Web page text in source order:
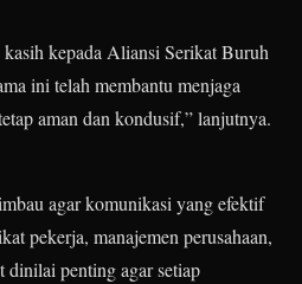
kepada Aliansi Serikat Buruh
ini telah membantu menjaga
aman dan kondusif,” lanjutnya.
agar komunikasi yang efektif
pekerja, manajemen perusahaan,
dinilai penting agar setiap